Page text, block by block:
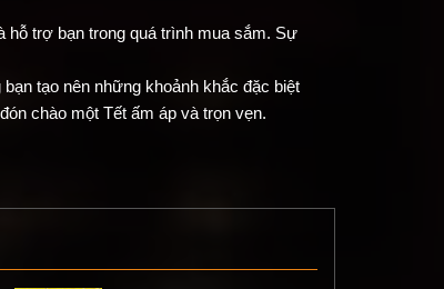
hỗ trợ bạn trong quá trình mua sắm. Sự
tạo nên những khoảnh khắc đặc biệt
chào một Tết ấm áp và trọn vẹn.